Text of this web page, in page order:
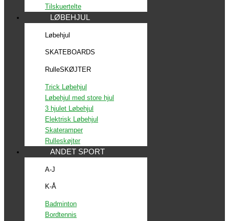
Tilskuertelte
LØBEHJUL
Løbehjul
SKATEBOARDS
RulleSKØJTER
Trick Løbehjul
Løbehjul med store hjul
3 hjulet Løbehjul
Elektrisk Løbehjul
Skateramper
Rulleskøjter
ANDET SPORT
A-J
K-Å
Badminton
Bordtennis